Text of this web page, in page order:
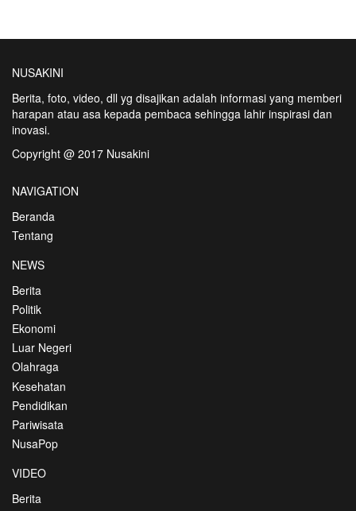
NUSAKINI
Berita, foto, video, dll yg disajikan adalah informasi yang memberi
harapan atau asa kepada pembaca sehingga lahir inspirasi dan
inovasi.
Copyright @ 2017 Nusakini
NAVIGATION
Beranda
Tentang
NEWS
Berita
Politik
Ekonomi
Luar Negeri
Olahraga
Kesehatan
Pendidikan
Pariwisata
NusaPop
VIDEO
Berita